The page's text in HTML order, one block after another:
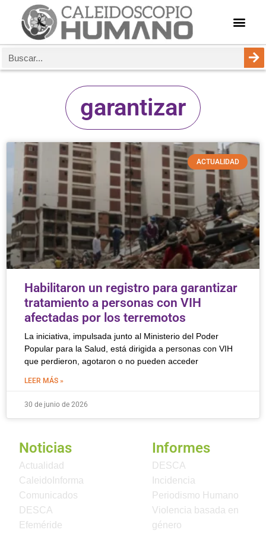
garantizar
ACTUALIDAD
Habilitaron un registro para garantizar
tratamiento a personas con VIH
afectadas por los terremotos
La iniciativa, impulsada junto al Ministerio del Poder
Popular para la Salud, está dirigida a personas con VIH
que perdieron, agotaron o no pueden acceder
LEER MÁS »
30 de junio de 2026
Noticias
Actualidad
CaleidoInforma
Comunicados
DESCA
Efeméride
Informes
DESCA
Incidencia
Periodismo Humano
Violencia basada en
género